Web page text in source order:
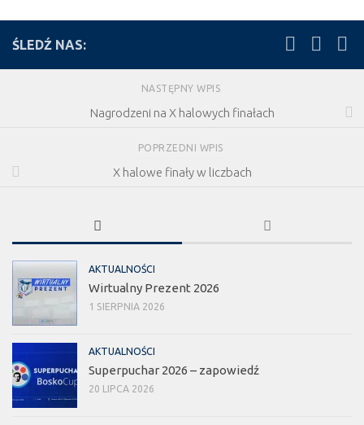
ŚLEDŹ NAS:
NASTĘPNY WPIS
Nagrodzeni na X halowych finałach
POPRZEDNI WPIS
X halowe finały w liczbach
AKTUALNOŚCI
Wirtualny Prezent 2026
1 SIERPNIA 2026
AKTUALNOŚCI
Superpuchar 2026 – zapowiedź
20 LIPCA 2026